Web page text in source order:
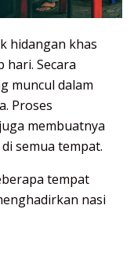
hidangan khas
hari. Secara
muncul dalam
Proses
membuatnya
semua tempat.
tempat
nasi